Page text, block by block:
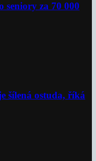
za 70 000
šílená ostuda, říká